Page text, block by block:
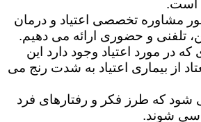
است.
مشاوره تخصصی اعتیاد و درمان
تلفنی و حضوری ارائه می دهیم.
که در مورد اعتیاد وجود دارد این
از بیماری اعتیاد به شدت رنج می
شود که طرز فکر و رفتارهای فرد
شوند.